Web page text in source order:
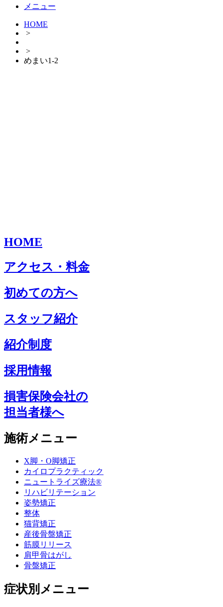
メニュー
HOME
>
>
めまい1-2
HOME
アクセス・料金
初めての方へ
スタッフ紹介
紹介制度
採用情報
損害保険会社の
担当者様へ
施術メニュー
X脚・O脚矯正
カイロプラクティック
ニュートライズ療法®
リハビリテーション
姿勢矯正
整体
猫背矯正
産後骨盤矯正
筋膜リリース
肩甲骨はがし
骨盤矯正
症状別メニュー